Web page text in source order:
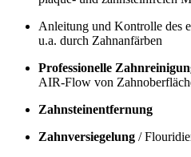
Anleitung und Kontrolle des
u.a. durch Zahnanfärben
Professionelle
AIR-Flow von
Zahnsteinentfernung
Zahnversiegelung /